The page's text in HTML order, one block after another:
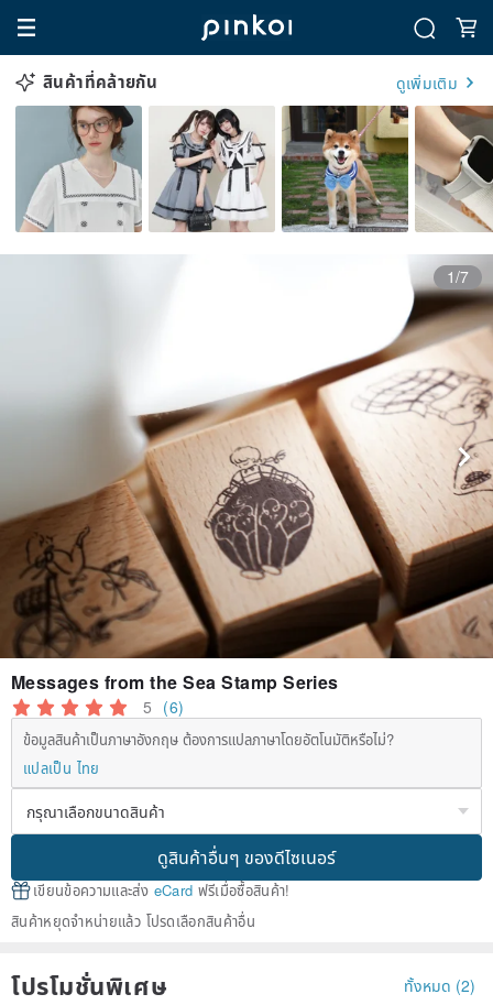
สินค้าที่คล้ายกัน ดูเพิ่มเติม
1/7
Messages from the Sea Stamp Series
5 (6)
ข้อมูลสินค้าเป็นภาษาอังกฤษ ต้องการแปลภาษาโดยอัตโนมัติหรือไม่?
แปลเป็น ไทย
ดูสินค้าอื่นๆ ของดีไซเนอร์
เขียนข้อความและส่ง eCard ฟรีเมื่อซื้อสินค้า!
สินค้าหยุดจำหน่ายแล้ว โปรดเลือกสินค้าอื่น
โปรโมชั่นพิเศษ ทั้งหมด (2)